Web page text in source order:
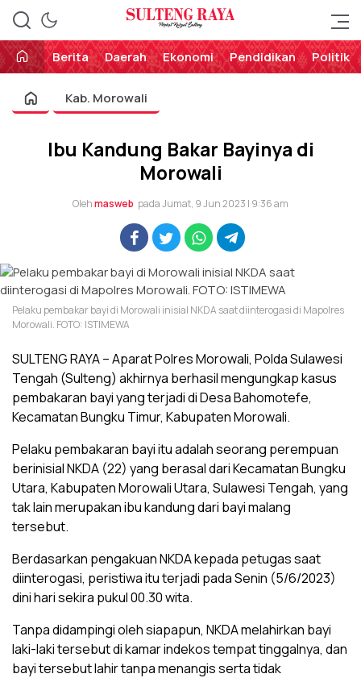
Sulteng Raya
Perekat Rakyat Sulteng
Berita
Daerah Ekonomi Pendidikan Politik
Kab. Morowali
Ibu Kandung Bakar Bayinya di
Morowali
Olehmasweb pada Jumat, 9 Jun 2023 | 9:36 am
Pelaku pembakar bayi di Morowali inisial NKDA saat diinterogasi di Mapolres
Morowali. FOTO: ISTIMEWA
SULTENG RAYA – Aparat Polres Morowali, Polda Sulawesi
Tengah (Sulteng) akhirnya berhasil mengungkap kasus
pembakaran bayi yang terjadi di Desa Bahomotefe,
Kecamatan Bungku Timur, Kabupaten Morowali.
Pelaku pembakaran bayi itu adalah seorang perempuan
berinisial NKDA (22) yang berasal dari Kecamatan Bungku
Utara, Kabupaten Morowali Utara, Sulawesi Tengah, yang
tak lain merupakan ibu kandung dari bayi malang
tersebut.
Berdasarkan pengakuan NKDA kepada petugas saat
diinterogasi, peristiwa itu terjadi pada Senin (5/6/2023)
dini hari sekira pukul 00.30 wita.
Tanpa didampingi oleh siapapun, NKDA melahirkan bayi
laki-laki tersebut di kamar indekos tempat tinggalnya, dan
bayi tersebut lahir tanpa menangis serta tidak